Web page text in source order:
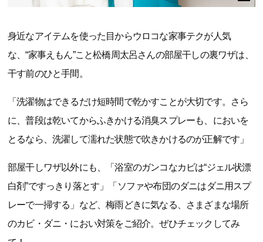
身近なアイテムを使った目からウロコな家事テクが人気
な、“家事えもん”こと松橋周太呂さんの部屋干しの裏ワザは、
干す前のひと手間。
「洗濯物はできるだけ短時間で乾かすことが大切です。さら
に、普段は乾いてからふきかける消臭スプレーも、においを
とるなら、洗濯して濡れた状態で吹きかけるのが正解です」
部屋干しワザ以外にも、「浴室のガンコなカビは“ジェル状漂
白剤”ですっきり落とす」「ソファや布団のダニはダニ用スプ
レーで一掃する」など、梅雨どきに気なる、さまざまな場所
のカビ・ダニ・におい対策をご紹介。ぜひチェックしてみ